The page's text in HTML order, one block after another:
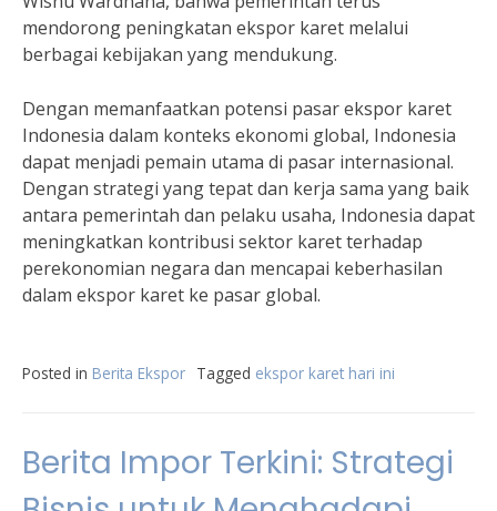
mendorong peningkatan ekspor karet melalui
berbagai kebijakan yang mendukung.
Dengan memanfaatkan potensi pasar ekspor karet
Indonesia dalam konteks ekonomi global, Indonesia
dapat menjadi pemain utama di pasar internasional.
Dengan strategi yang tepat dan kerja sama yang baik
antara pemerintah dan pelaku usaha, Indonesia dapat
meningkatkan kontribusi sektor karet terhadap
perekonomian negara dan mencapai keberhasilan
dalam ekspor karet ke pasar global.
Posted in Berita Ekspor Tagged ekspor karet hari ini
Berita Impor Terkini: Strategi